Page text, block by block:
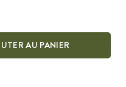
AU PANIER